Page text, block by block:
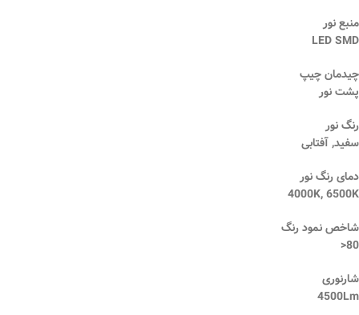
منبع نور
LED SMD
چیدمان چیپ
پشت نور
رنگ نور
سفید, آفتابی
دمای رنگ نور
4000K, 6500K
شاخص نمود رنگ
80<
شارنوری
4500Lm